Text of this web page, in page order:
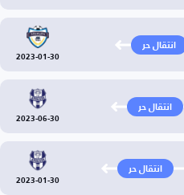
انتقال حر
2023-01-30
انتقال حر
2023-06-30
انتقال حر
2023-01-30